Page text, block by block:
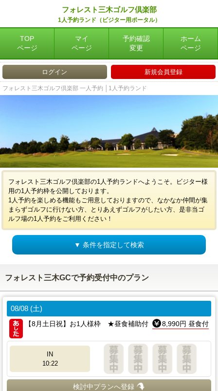
フォレスト三木ゴルフ倶楽部
1人予約ランド（ビジター用ポータル）
TOP
ページ
マイ
ページ
予約確認
変更
ホーム
ページ
ログイン 新規会員登録
フォレスト三木ゴルフ倶楽部 一人予約 │1人予約ランド
フォレスト三木ゴルフ倶楽部の1人予約ランドへようこそ。ビジター様
用の1人予約枠を公開しております。
1人予約を楽しめる機能もご用意しておりますので、なかなか仲間が集
まらずゴルフに行けない方、とりあえずゴルフがしたい方、是非当ゴ
ルフ場の1人予約をご利用ください！
▼ 条件を指定して検索
フォレスト三木GCで予約受付中のプラン
08/08 (土)
【8月土日祝】お1人様枠 ★昼食補助付
8,990円 昼食付
IN
10:22
検討中プランへ登録